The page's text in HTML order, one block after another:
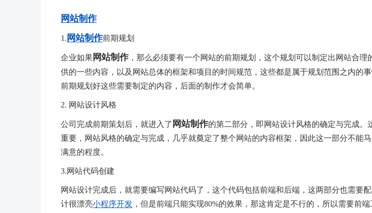
网站制作
1. 网站制作前期规划
企业如果网站制作，那么必须要有一个网站的前期规划，这个规划可以制定出网站合理
供的一些内容，以及网站总体的框架和项目的时间规范，这些都是属于规划范围之内的
前期规划好这些需要制定的内容，后面的制作才会简单。
2. 网站设计风格
公司完成前期策划后，就进入了 网站制作的第二部分，即网站设计风格的确定与完成。
重要，网站风格的确定与完成，几乎就奠定了整个网站的内容框架，因此这一部分不能
满意的程度。
3.网站代码创建
网站设计完成后，就需要编写网站代码了，这个代码包括前端和后端，这两部分也需要
计很漂亮小程序开发 ，但是前端只能实现80%的效果，那这肯定是不行的，所以需要前